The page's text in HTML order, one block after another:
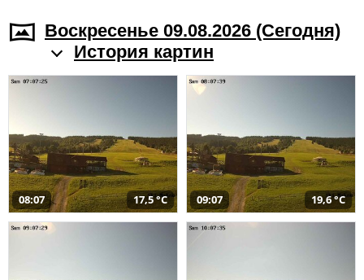
Воскресенье 09.08.2026 (Cегодня)
История картин
08:07 17,5 °C 09:07 19,6 °C